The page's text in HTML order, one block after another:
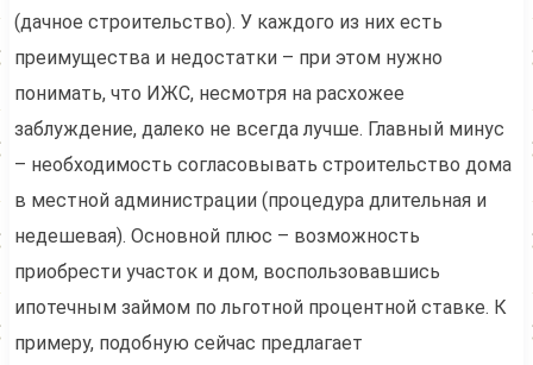
(дачное строительство). У каждого из них есть
преимущества и недостатки – при этом нужно
понимать, что ИЖС, несмотря на расхожее
заблуждение, далеко не всегда лучше. Главный минус
– необходимость согласовывать строительство дома
в местной администрации (процедура длительная и
недешевая). Основной плюс – возможность
приобрести участок и дом, воспользовавшись
ипотечным займом по льготной процентной ставке. К
примеру, подобную сейчас предлагает